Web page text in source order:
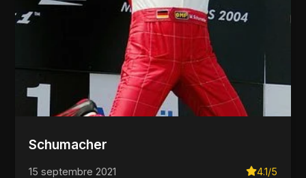
Schumacher
15 septembre 2021 4.1/5